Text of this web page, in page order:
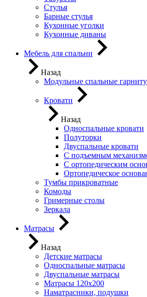
Стулья
Барные стулья
Кухонные уголки
Кухонные диваны
Мебель для спальни
Назад
Модульные спальные
Кровати
Назад
Односпальные кровати
Полуторки
Двуспальные кровати
С подъемным
С ортопедическим
Ортопедическое
Тумбы прикроватные
Комоды
Гримерные столы
Зеркала
Матрасы
Назад
Детские матрасы
Односпальные матрасы
Двуспальные матрасы
Матрасы 120х200
Наматрасники, подушки